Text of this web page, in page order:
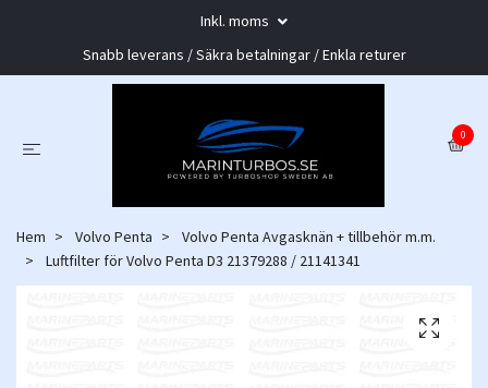
Inkl. moms
Snabb leverans / Säkra betalningar / Enkla returer
0
Hem Volvo Penta
Volvo Penta Avgasknän + tillbehör m.m.
Luftfilter för Volvo Penta D3 21379288 / 21141341